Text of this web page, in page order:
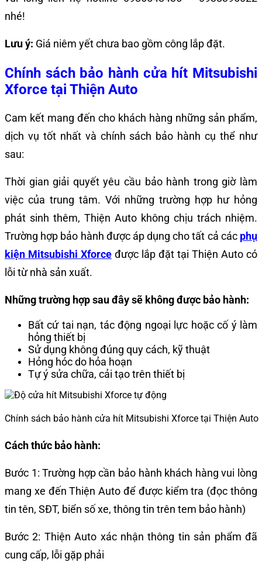
nhé!
Lưu ý: Giá niêm yết chưa bao gồm công lắp đặt.
Chính sách bảo hành cửa hít Mitsubishi
Xforce tại Thiện Auto
Cam kết mang đến cho khách hàng những sản phẩm,
dịch vụ tốt nhất và chính sách bảo hành cụ thể như
sau:
Thời gian giải quyết yêu cầu bảo hành trong giờ làm
việc của trung tâm. Với những trường hợp hư hỏng
phát sinh thêm, Thiện Auto không chịu trách nhiệm.
Trường hợp bảo hành được áp dụng cho tất cả các phụ
kiện Mitsubishi Xforce được lắp đặt tại Thiện Auto có
lỗi từ nhà sản xuất.
Những trường hợp sau đây sẽ không được bảo hành:
Bất cứ tai nạn, tác động ngoại lực hoặc cố ý làm
hỏng thiết bị
Sử dụng không đúng quy cách, kỹ thuật
Hỏng hóc do hỏa hoạn
Tự ý sửa chữa, cải tạo trên thiết bị
Chính sách bảo hành cửa hít Mitsubishi Xforce tại Thiện Auto
Cách thức bảo hành:
Bước 1: Trường hợp cần bảo hành khách hàng vui lòng
mang xe đến Thiện Auto để được kiểm tra (đọc thông
tin tên, SĐT, biển số xe, thông tin trên tem bảo hành)
Bước 2: Thiện Auto xác nhận thông tin sản phẩm đã
cung cấp, lỗi gặp phải